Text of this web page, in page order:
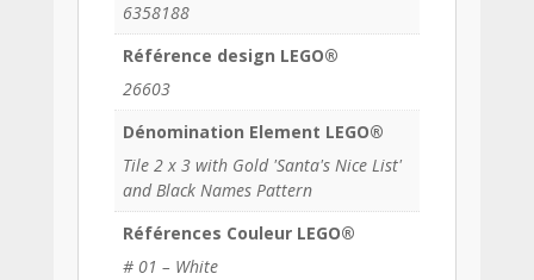
6358188
Référence design LEGO®
26603
Dénomination Element LEGO®
Tile 2 x 3 with Gold 'Santa's Nice List'
and Black Names Pattern
Références Couleur LEGO®
# 01 – White